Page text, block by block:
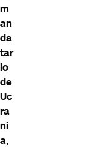
m
an
da
tar
io
de
Uc
ra
ni
a,